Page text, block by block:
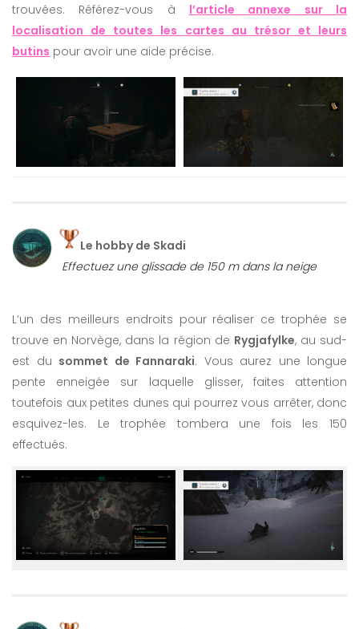
trouvées. Référez-vous à l’article annexe sur la
localisation de toutes les cartes au trésor et leurs
butins pour avoir une aide précise.
Le hobby de Skadi
Effectuez une glissade de 150 m dans la neige
L’un des meilleurs endroits pour réaliser ce trophée se
trouve en Norvège, dans la région de Rygjafylke, au sud-
est du sommet de Fannaraki. Vous aurez une longue
pente enneigée sur laquelle glisser, faites attention
toutefois aux petites dunes qui pourrez vous arrêter, donc
esquivez-les. Le trophée tombera une fois les 150
effectués.